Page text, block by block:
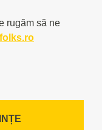
rugăm să ne